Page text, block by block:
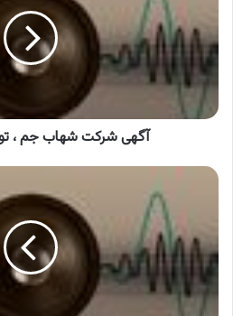
،
تولید
سیم
کابل
آگهی شرکت شهاب جم ،
آگهی
مکث
،
ماشین
کاری